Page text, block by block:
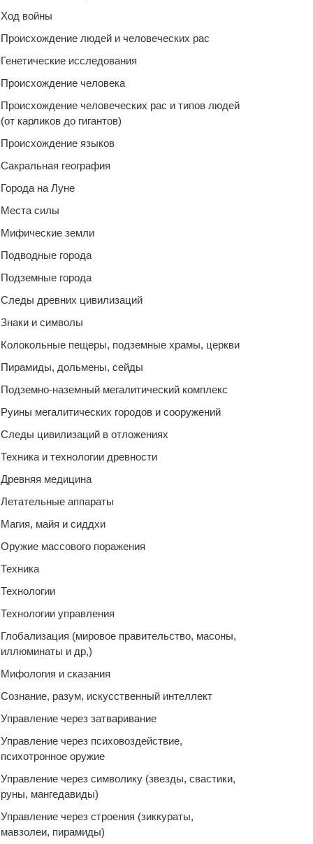
Ход войны
Происхождение людей и человеческих рас
Генетические исследования
Происхождение человека
Происхождение человеческих рас и типов людей
(от карликов до гигантов)
Происхождение языков
Сакральная география
Города на Луне
Места силы
Мифические земли
Подводные города
Подземные города
Следы древних цивилизаций
Знаки и символы
Колокольные пещеры, подземные храмы, церкви
Пирамиды, дольмены, сейды
Подземно-наземный мегалитический комплекс
Руины мегалитических городов и сооружений
Следы цивилизаций в отложениях
Техника и технологии древности
Древняя медицина
Летательные аппараты
Магия, майя и сиддхи
Оружие массового поражения
Техника
Технологии
Технологии управления
Глобализация (мировое правительство, масоны,
иллюминаты и др,)
Мифология и сказания
Сознание, разум, искусственный интеллект
Управление через затваривание
Управление через психовоздействие,
психотронное оружие
Управление через символику (звезды, свастики,
руны, мангедавиды)
Управление через строения (зиккураты,
мавзолеи, пирамиды)